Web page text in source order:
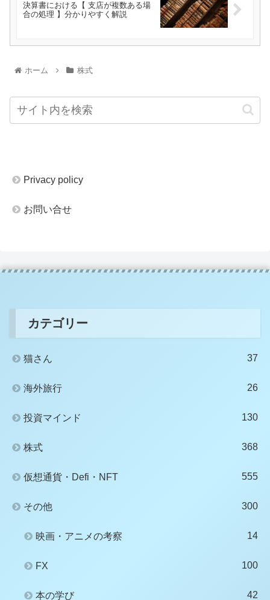
決算書における【 支店が複数ある場
合の処理 】分かりやすく解説
ホーム 株式
Privacy policy
お問い合せ
カテゴリー
猫さん 37
海外旅行 26
投資マインド 130
株式 368
仮想通貨・Defi・NFT 555
その他 300
映画・アニメの考察 14
FX 100
本の学び 42